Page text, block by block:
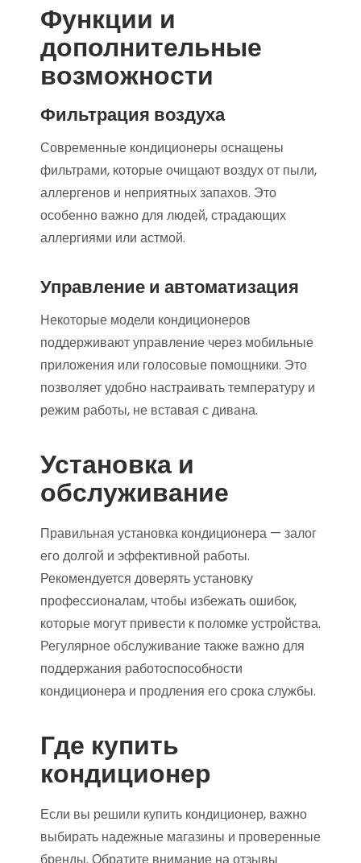
Функции и
дополнительные
возможности
Фильтрация воздуха
Современные кондиционеры оснащены
фильтрами, которые очищают воздух от пыли,
аллергенов и неприятных запахов. Это
особенно важно для людей, страдающих
аллергиями или астмой.
Управление и автоматизация
Некоторые модели кондиционеров
поддерживают управление через мобильные
приложения или голосовые помощники. Это
позволяет удобно настраивать температуру и
режим работы, не вставая с дивана.
Установка и
обслуживание
Правильная установка кондиционера — залог
его долгой и эффективной работы.
Рекомендуется доверять установку
профессионалам, чтобы избежать ошибок,
которые могут привести к поломке устройства.
Регулярное обслуживание также важно для
поддержания работоспособности
кондиционера и продления его срока службы.
Где купить
кондиционер
Если вы решили купить кондиционер, важно
выбирать надежные магазины и проверенные